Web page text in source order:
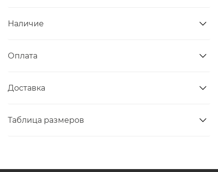
Наличие
Оплата
Доставка
Таблица размеров